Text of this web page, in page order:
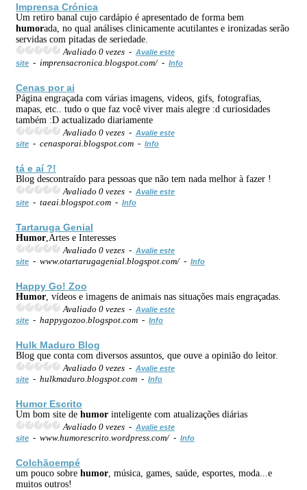
Imprensa Crónica
Um retiro banal cujo cardápio é apresentado de forma bem
humorada, no qual análises clinicamente acutilantes e ironizadas serão
servidas com pitadas de seriedade.
Avaliado 0 vezes - Avalie este
site - imprensacronica.blogspot.com/ - Info
Cenas por ai
Página engraçada com várias imagens, videos, gifs, fotografias,
mapas, etc.. tudo o que faz você viver mais alegre :d curiosidades
também :D actualizado diariamente
Avaliado 0 vezes - Avalie este
site - cenasporai.blogspot.com - Info
tá e aí ?!
Blog descontraído para pessoas que não tem nada melhor à fazer !
Avaliado 0 vezes - Avalie este
site - taeai.blogspot.com - Info
Tartaruga Genial
Humor ,Artes e Interesses
Avaliado 0 vezes - Avalie este
site - www.otartarugagenial.blogspot.com/ - Info
Happy Go! Zoo
Humor , vídeos e imagens de animais nas situações mais engraçadas.
Avaliado 0 vezes - Avalie este
site - happygozoo.blogspot.com - Info
Hulk Maduro Blog
Blog que conta com diversos assuntos, que ouve a opinião do leitor.
Avaliado 0 vezes - Avalie este
site - hulkmaduro.blogspot.com - Info
HumorEscrito
Um bom site de humor inteligente com atualizações diárias
Avaliado 0 vezes - Avalie este
site - www.humorescrito.wordpress.com/ - Info
Colchãoempé
um pouco sobre humor , música, games, saúde, esportes, moda...e
muitos outros!